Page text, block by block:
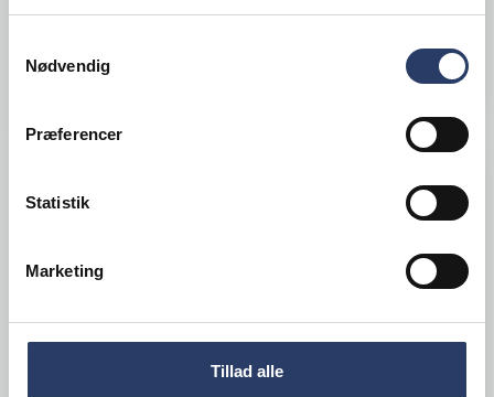
Nødvendig
Præferencer
Statistik
Marketing
Tillad alle